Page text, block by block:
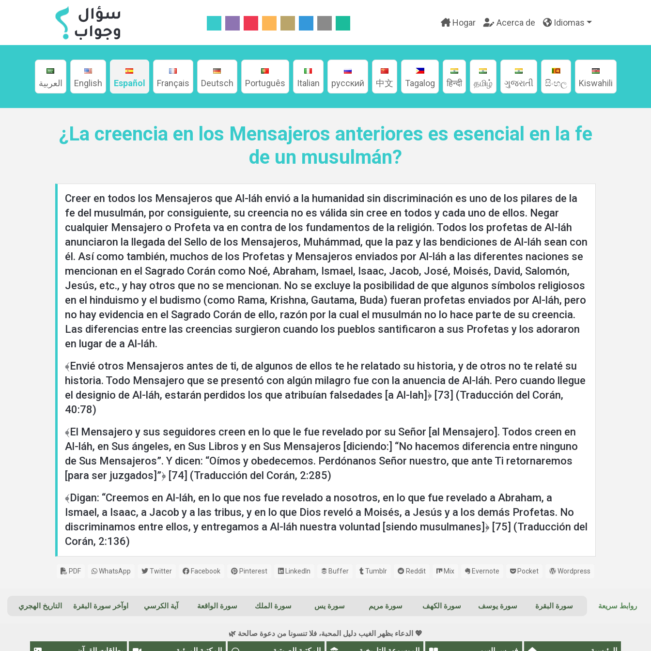
Hogar Acerca de Idiomas
العربية English Español Français Deutsch Português Italian русский 中文 Tagalog हिन्दी தமிழ் ગુજરાતી සිංහල Kiswahili
¿La creencia en los Mensajeros anteriores es esencial en la fe
de un musulmán?
Creer en todos los Mensajeros que Al-láh envió a la humanidad sin discriminación es uno de los pilares de la
fe del musulmán, por consiguiente, su creencia no es válida sin cree en todos y cada uno de ellos. Negar
cualquier Mensajero o Profeta va en contra de los fundamentos de la religión. Todos los profetas de Al-láh
anunciaron la llegada del Sello de los Mensajeros, Muhámmad, que la paz y las bendiciones de Al-láh sean con
él. Así como también, muchos de los Profetas y Mensajeros enviados por Al-láh a las diferentes naciones se
mencionan en el Sagrado Corán como Noé, Abraham, Ismael, Isaac, Jacob, José, Moisés, David, Salomón,
Jesús, etc., y hay otros que no se mencionan. No se excluye la posibilidad de que algunos símbolos religiosos
en el hinduismo y el budismo (como Rama, Krishna, Gautama, Buda) fueran profetas enviados por Al-láh, pero
no hay evidencia en el Sagrado Corán de ello, razón por la cual el musulmán no lo hace parte de su creencia.
Las diferencias entre las creencias surgieron cuando los pueblos santificaron a sus Profetas y los adoraron
en lugar de a Al-láh.
﴾Envié otros Mensajeros antes de ti, de algunos de ellos te he relatado su historia, y de otros no te relaté su
historia. Todo Mensajero que se presentó con algún milagro fue con la anuencia de Al-láh. Pero cuando llegue
el designio de Al-láh, estarán perdidos los que atribuían falsedades [a Al-lah]﴿ [73] (Traducción del Corán,
40:78)
﴾El Mensajero y sus seguidores creen en lo que le fue revelado por su Señor [al Mensajero]. Todos creen en
Al-láh, en Sus ángeles, en Sus Libros y en Sus Mensajeros [diciendo:] “No hacemos diferencia entre ninguno
de Sus Mensajeros”. Y dicen: “Oímos y obedecemos. Perdónanos Señor nuestro, que ante Ti retornaremos
[para ser juzgados]”﴿ [74] (Traducción del Corán, 2:285)
﴾Digan: “Creemos en Al-láh, en lo que nos fue revelado a nosotros, en lo que fue revelado a Abraham, a
Ismael, a Isaac, a Jacob y a las tribus, y en lo que Dios reveló a Moisés, a Jesús y a los demás Profetas. No
discriminamos entre ellos, y entregamos a Al-láh nuestra voluntad [siendo musulmanes]﴿ [75] (Traducción del
Corán, 2:136)
PDF WhatsApp Twitter Facebook Pinterest LinkedIn Buffer Tumblr Reddit Mix Evernote Pocket Wordpress
روابط سريعة سورة البقرة سورة يوسف سورة الكهف سورة مريم سورة يس سورة الملك سورة الواقعة آية الكرسي اوآخر سورة البقرة التاريخ الهجري
💖 الدعاء بظهر الغيب دليل المحبة، فلا تنسونا من دعوة صالحة 🌿